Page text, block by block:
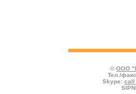
©ООО
Тел./
Skype: